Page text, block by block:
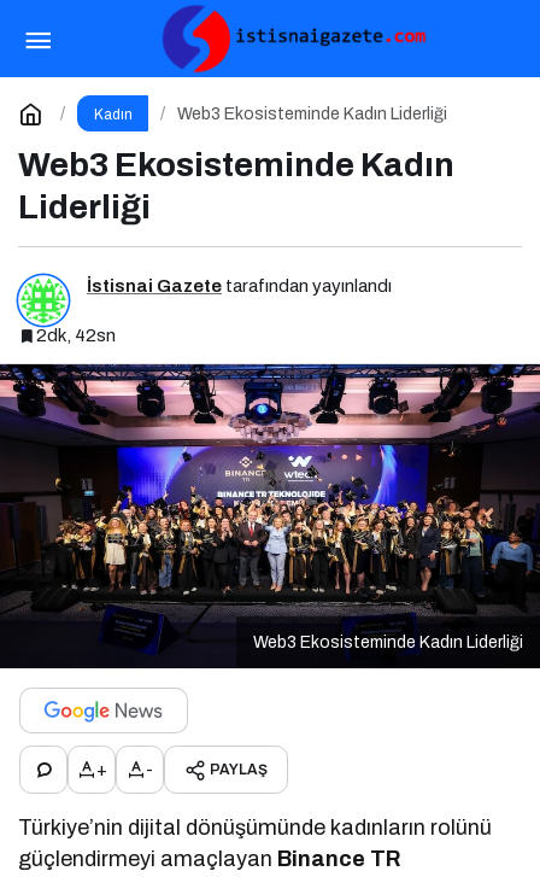
Kadın Web3 Ekosisteminde Kadın Liderliği
Web3 Ekosisteminde Kadın
Liderliği
İstisnai Gazete tarafından yayınlandı
2dk, 42sn
Web3 Ekosisteminde Kadın Liderliği
+ - PAYLAŞ
Türkiye’nin dijital dönüşümünde kadınların rolünü
güçlendirmeyi amaçlayan Binance TR
L’Oréal’den Kadınların Geleceğine Dev Yatırım
Yorum Yap